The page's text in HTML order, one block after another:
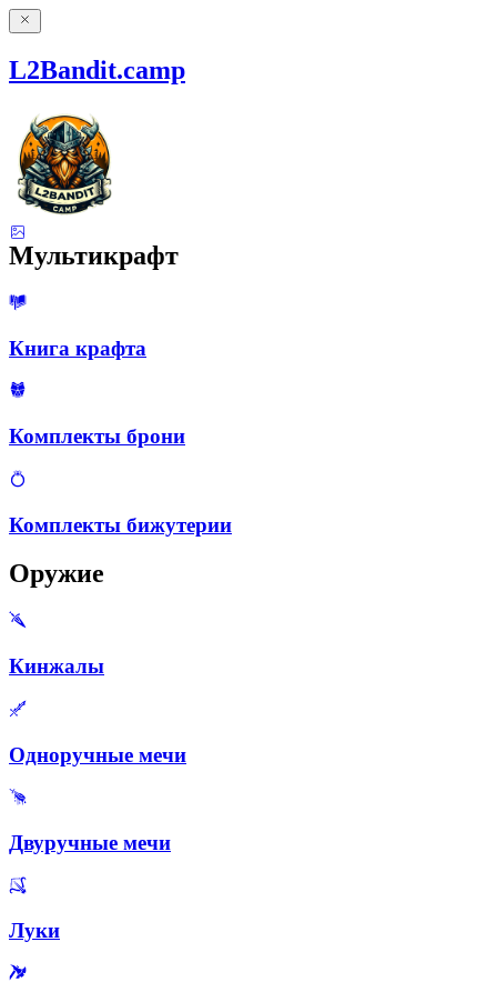
L2Bandit.camp
Мультикрафт
Книга крафта
Комплекты брони
Комплекты бижутерии
Оружие
Кинжалы
Одноручные мечи
Двуручные мечи
Луки